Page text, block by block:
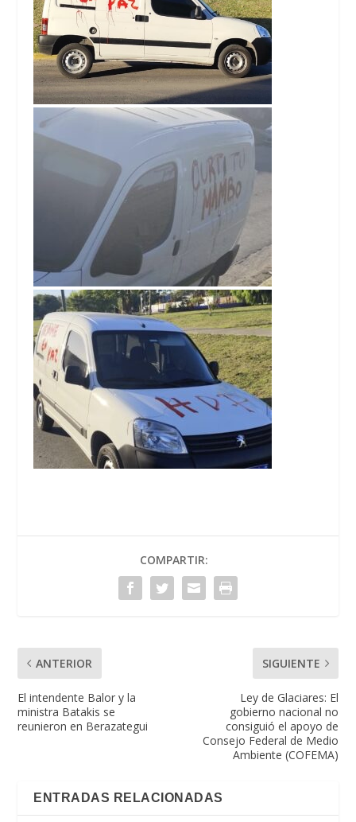
COMPARTIR:
ANTERIOR
El intendente Balor y la
ministra Batakis se
reunieron en Berazategui
SIGUIENTE
Ley de Glaciares: El
gobierno nacional no
consiguió el apoyo de
Consejo Federal de Medio
Ambiente (COFEMA)
ENTRADAS RELACIONADAS